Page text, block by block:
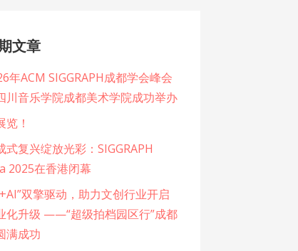
文章
年ACM SIGGRAPH成都学会峰会
川音乐学院成都美术学院成功举办
览！
式复兴绽放光彩：SIGGRAPH
2025在香港闭幕
双擎驱动，助力文创行业开启
化升级 ——“超级拍档园区行”成都
满成功